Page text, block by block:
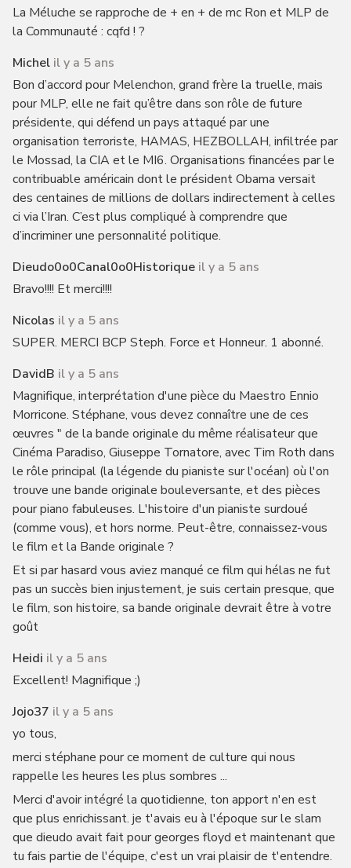
La Méluche se rapproche de + en + de mc Ron et MLP de
la Communauté : cqfd ! ?
Michel il y a 5 ans
Bon d’accord pour Melenchon, grand frère la truelle, mais
pour MLP, elle ne fait qu’être dans son rôle de future
présidente, qui défend un pays attaqué par une
organisation terroriste, HAMAS, HEZBOLLAH, infiltrée par
le Mossad, la CIA et le MI6. Organisations financées par le
contribuable américain dont le président Obama versait
des centaines de millions de dollars indirectement à celles
ci via l’Iran. C’est plus compliqué à comprendre que
d’incriminer une personnalité politique.
Dieudo0o0Canal0o0Historique il y a 5 ans
Bravo!!!! Et merci!!!!
Nicolas il y a 5 ans
SUPER. MERCI BCP Steph. Force et Honneur. 1 abonné.
DavidB il y a 5 ans
Magnifique, interprétation d'une pièce du Maestro Ennio
Morricone. Stéphane, vous devez connaître une de ces
œuvres " de la bande originale du même réalisateur que
Cinéma Paradiso, Giuseppe Tornatore, avec Tim Roth dans
le rôle principal (la légende du pianiste sur l'océan) où l'on
trouve une bande originale bouleversante, et des pièces
pour piano fabuleuses. L'histoire d'un pianiste surdoué
(comme vous), et hors norme. Peut-être, connaissez-vous
le film et la Bande originale ?
Et si par hasard vous aviez manqué ce film qui hélas ne fut
pas un succès bien injustement, je suis certain presque, que
le film, son histoire, sa bande originale devrait être à votre
goût
Heidi il y a 5 ans
Excellent! Magnifique ;)
Jojo37 il y a 5 ans
yo tous,
merci stéphane pour ce moment de culture qui nous
rappelle les heures les plus sombres ...
Merci d'avoir intégré la quotidienne, ton apport n'en est
que plus enrichissant. je t'avais eu à l'époque sur le slam
que dieudo avait fait pour georges floyd et maintenant que
tu fais partie de l'équipe, c'est un vrai plaisir de t'entendre.